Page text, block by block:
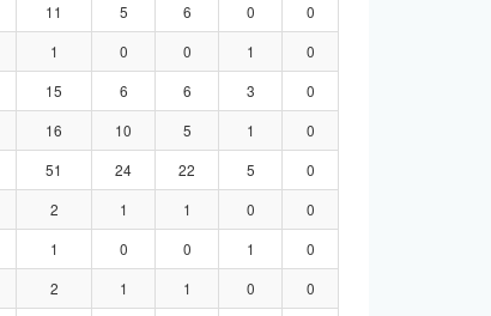
11 5 6 0
0
1 0 0 1
0
15 6 6 3
0
16 10 5 1
0
51 24 22 5
0
2 1 1 0
0
1 0 0 1
0
2 1 1 0
0